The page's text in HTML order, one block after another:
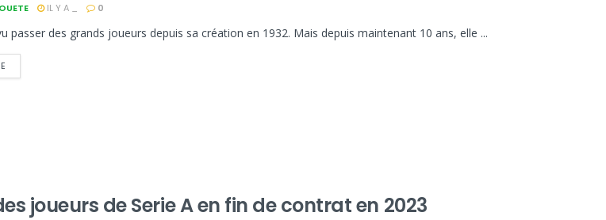
IL Y A _ 0
passer des grands joueurs depuis sa création en 1932. Mais depuis maintenant 10 ans, elle ...
joueurs de Serie A en fin de contrat en 2023